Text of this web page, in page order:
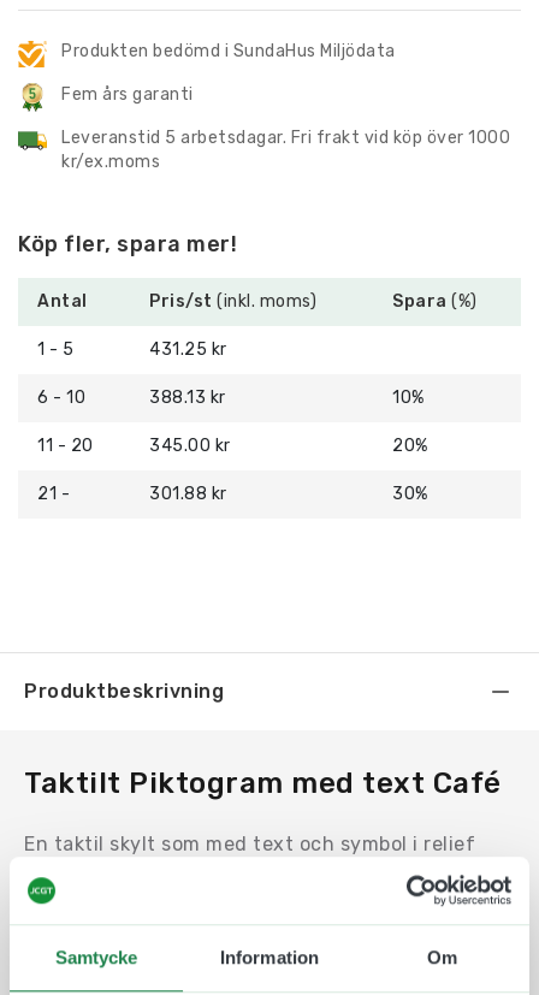
Samtycke Information Om
Café
mängd
Produkten bedömd i SundaHus Miljödata
Fem års garanti
Leveranstid 5 arbetsdagar. Fri frakt vid köp över 1000
kr/ex.moms
Köp fler, spara mer!
Antal Pris/st (inkl. moms) Spara (%)
1 - 5 431.25 kr
6 - 10 388.13 kr 10%
11 - 20 345.00 kr 20%
21 - 301.88 kr 30%
Produktbeskrivning
Taktilt Piktogram med text Café
En taktil skylt som med text och symbol i relief
och med punktskrift underlättar för alla
människor att ta del av informationen. Taktila
piktogram är ett bra och beprövat hjälpmedel som
öppnar upp samhället och gör det mer tillgängligt
för alla.